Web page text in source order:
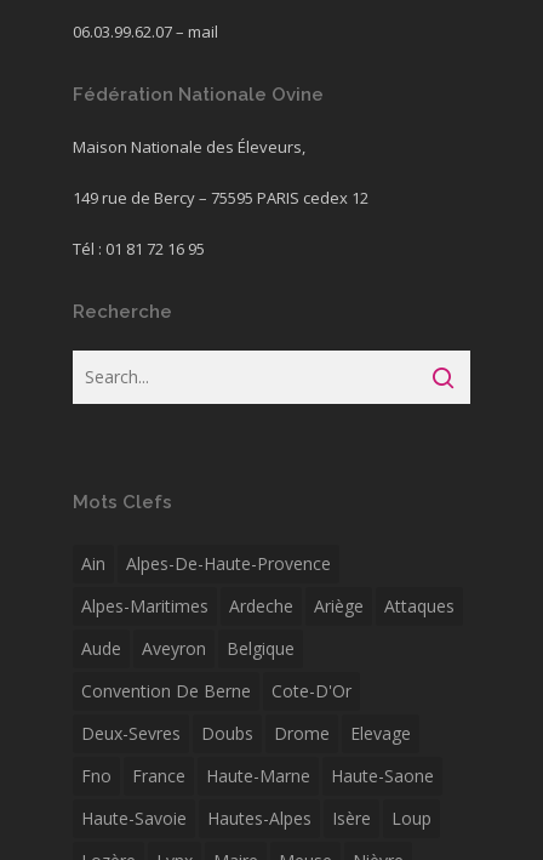
06.03.99.62.07 – mail
Fédération Nationale Ovine
Maison Nationale des Éleveurs,
149 rue de Bercy – 75595 PARIS cedex 12
Tél : 01 81 72 16 95
Recherche
Mots Clefs
Ain
Alpes-De-Haute-Provence
Alpes-Maritimes
Ardeche Ariège
Attaques
Aude
Aveyron
Belgique
Convention De Berne
Cote-D'Or
Deux-Sevres
Doubs Drome
Elevage
Fno
France Haute-Marne
Haute-Saone
Haute-Savoie
Hautes-Alpes Isère
Loup